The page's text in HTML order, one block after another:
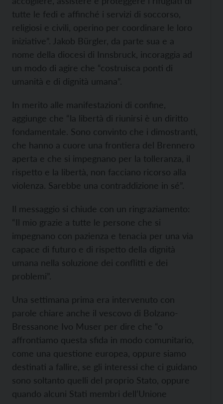
tutte le fedi e affinché i servizi di soccorso,
religiosi e civili, operino per coordinare le loro
iniziative”. Jakob Bürgler, da parte sua e a
nome della diocesi di Innsbruck, incoraggia ad
un modo di agire che “costruisca ponti di
umanità e di dignità umana”.
In merito alle manifestazioni di confine,
aggiunge che “la libertà di riunirsi è un diritto
fondamentale. Sono convinto che i dimostranti,
che hanno a cuore una frontiera del Brennero
aperta e che si impegnano per la tolleranza, il
rispetto e la libertà, non facciano ricorso alla
violenza. Sarebbe una contraddizione in sé”.
Il messaggio si chiude con un ringraziamento:
“Il mio grazie a tutte le persone che si
impegnano con pazienza e tenacia per una via
capace di futuro e di rispetto della dignità
umana nella soluzione dei conflitti e dei
problemi”.
Una settimana prima era intervenuto con
parole chiare anche il vescovo di Bolzano-
Bressanone Ivo Muser per dire che “o
affrontiamo questa sfida in modo comunitario,
come una questione europea, oppure siamo
destinati a fallire, se gli interessi che ci guidano
sono soltanto quelli del proprio Stato, oppure
quando alcuni Stati membri dell’Unione